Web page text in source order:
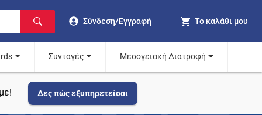
Σύνδεση/Εγγραφή Το καλάθι μου
Συνταγές Μεσογειακή Διατροφή
Δες πώς εξυπηρετείσαι